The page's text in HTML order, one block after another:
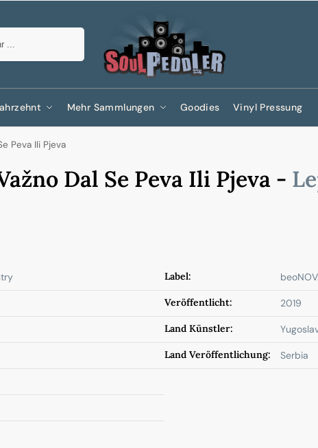
Mehr Sammlungen Goodies Vinyl Pressung
Peva Ili Pjeva
Dal Se Peva Ili Pjeva -
Label:
Veröffentlicht: 2019
Land Künstler:
Land Veröffentlichung: Serbia